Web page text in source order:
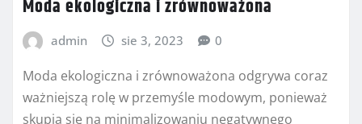
Moda ekologiczna i zrównoważona
admin sie 3, 2023 0
Moda ekologiczna i zrównoważona odgrywa coraz
ważniejszą rolę w przemyśle modowym, ponieważ
skupia się na minimalizowaniu negatywnego